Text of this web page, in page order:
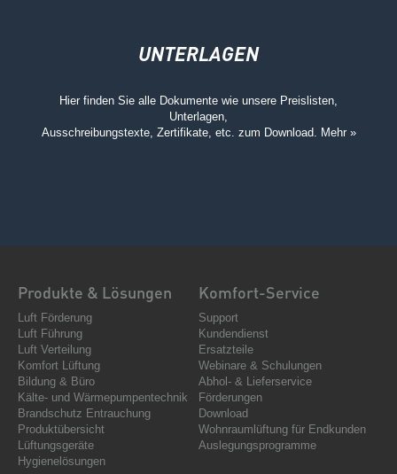
UNTERLAGEN
Hier finden Sie alle Dokumente wie unsere Preislisten,
Unterlagen,
Ausschreibungstexte, Zertifikate, etc. zum Download. Mehr »
Produkte & Lösungen
Luft Förderung
Luft Führung
Luft Verteilung
Komfort Lüftung
Bildung & Büro
Kälte- und Wärmepumpentechnik
Brandschutz Entrauchung
Produktübersicht
Lüftungsgeräte
Hygienelösungen
Komfort-Service
Support
Kundendienst
Ersatzteile
Webinare & Schulungen
Abhol- & Lieferservice
Förderungen
Download
Wohnraumlüftung für Endkunden
Auslegungsprogramme